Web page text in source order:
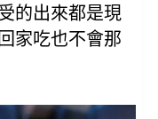
的出來都是現
家吃也不會那